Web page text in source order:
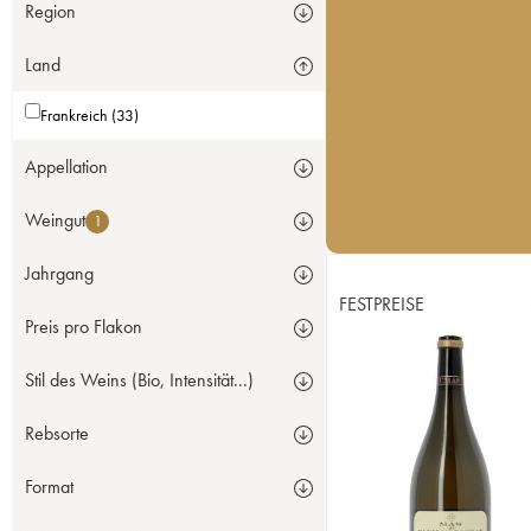
Region
Land
Frankreich (33)
Appellation
Weingut 1
Jahrgang
Preis pro Flakon
Stil des Weins (Bio, Intensität...)
Rebsorte
Format
FESTPREISE